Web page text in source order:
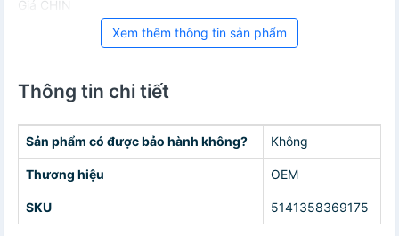
Giá CHIN
Xem thêm thông tin sản phẩm
Thông tin chi tiết
Sản phẩm có được bảo hành không? Không
Thương hiệu OEM
SKU 5141358369175